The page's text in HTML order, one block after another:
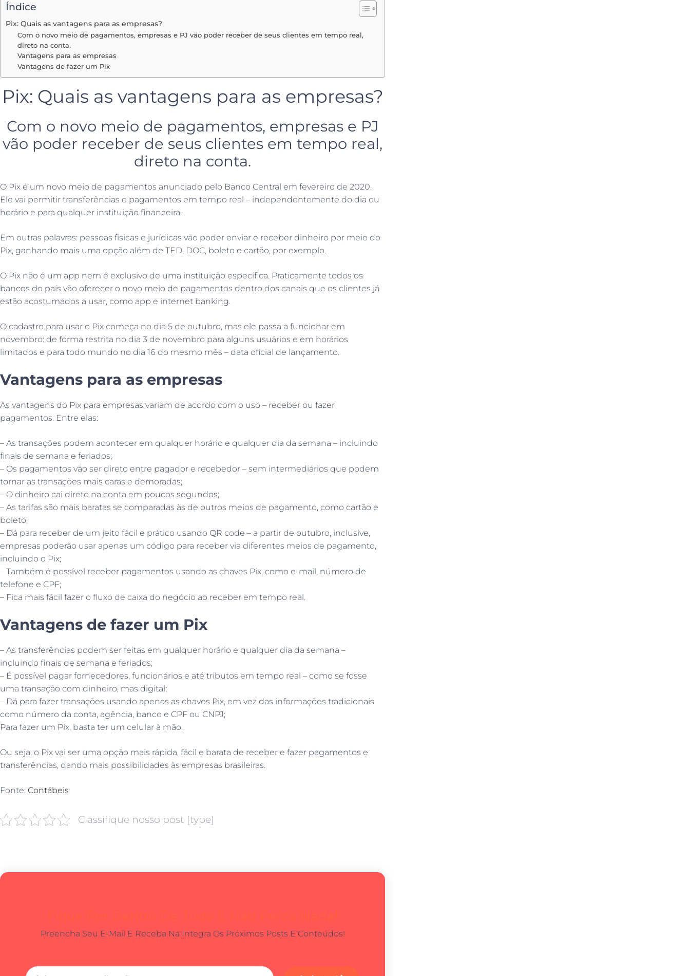
Índice
Pix: Quais as vantagens para as empresas?
Com o novo meio de pagamentos, empresas e PJ vão poder receber de seus clientes em tempo real,
direto na conta.
Vantagens para as empresas
Vantagens de fazer um Pix
Pix: Quais as vantagens para as empresas?
Com o novo meio de pagamentos, empresas e PJ
vão poder receber de seus clientes em tempo real,
direto na conta.
O Pix é um novo meio de pagamentos anunciado pelo Banco Central em fevereiro de 2020.
Ele vai permitir transferências e pagamentos em tempo real – independentemente do dia ou
horário e para qualquer instituição financeira.
Em outras palavras: pessoas físicas e jurídicas vão poder enviar e receber dinheiro por meio do
Pix, ganhando mais uma opção além de TED, DOC, boleto e cartão, por exemplo.
O Pix não é um app nem é exclusivo de uma instituição específica. Praticamente todos os
bancos do país vão oferecer o novo meio de pagamentos dentro dos canais que os clientes já
estão acostumados a usar, como app e internet banking.
O cadastro para usar o Pix começa no dia 5 de outubro, mas ele passa a funcionar em
novembro: de forma restrita no dia 3 de novembro para alguns usuários e em horários
limitados e para todo mundo no dia 16 do mesmo mês – data oficial de lançamento.
Vantagens para as empresas
As vantagens do Pix para empresas variam de acordo com o uso – receber ou fazer
pagamentos. Entre elas:
– As transações podem acontecer em qualquer horário e qualquer dia da semana – incluindo
finais de semana e feriados;
– Os pagamentos vão ser direto entre pagador e recebedor – sem intermediários que podem
tornar as transações mais caras e demoradas;
– O dinheiro cai direto na conta em poucos segundos;
– As tarifas são mais baratas se comparadas às de outros meios de pagamento, como cartão e
boleto;
– Dá para receber de um jeito fácil e prático usando QR code – a partir de outubro, inclusive,
empresas poderão usar apenas um código para receber via diferentes meios de pagamento,
incluindo o Pix;
– Também é possível receber pagamentos usando as chaves Pix, como e-mail, número de
telefone e CPF;
– Fica mais fácil fazer o fluxo de caixa do negócio ao receber em tempo real.
Vantagens de fazer um Pix
– As transferências podem ser feitas em qualquer horário e qualquer dia da semana –
incluindo finais de semana e feriados;
– É possível pagar fornecedores, funcionários e até tributos em tempo real – como se fosse
uma transação com dinheiro, mas digital;
– Dá para fazer transações usando apenas as chaves Pix, em vez das informações tradicionais
como número da conta, agência, banco e CPF ou CNPJ;
Para fazer um Pix, basta ter um celular à mão.
Ou seja, o Pix vai ser uma opção mais rápida, fácil e barata de receber e fazer pagamentos e
transferências, dando mais possibilidades às empresas brasileiras.
Fonte: Contábeis
Classifique nosso post [type]
Preencha Seu E-Mail E Receba Na Integra Os Próximos Posts E Conteúdos!